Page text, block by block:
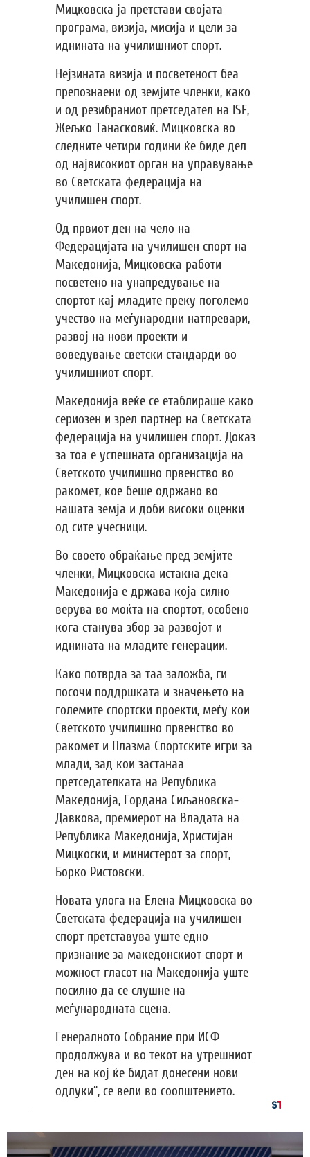
Мицковска ја претстави својата
програма, визија, мисија и цели за
иднината на училишниот спорт.
Нејзината визија и посветеност беа
препознаени од земјите членки, како
и од резибраниот претседател на ISF,
Жељко Танасковиќ. Мицковска во
следните четири години ќе биде дел
од највисокиот орган на управување
во Светската федерација на
училишен спорт.
Од првиот ден на чело на
Федерацијата на училишен спорт на
Македонија, Мицковска работи
посветено на унапредување на
спортот кај младите преку поголемо
учество на меѓународни натпревари,
развој на нови проекти и
воведување светски стандарди во
училишниот спорт.
Македонија веќе се етаблираше како
сериозен и зрел партнер на Светската
федерација на училишен спорт. Доказ
за тоа е успешната организација на
Светското училишно првенство во
ракомет, кое беше одржано во
нашата земја и доби високи оценки
од сите учесници.
Во своето обраќање пред земјите
членки, Мицковска истакна дека
Македонија е држава која силно
верува во моќта на спортот, особено
кога станува збор за развојот и
иднината на младите генерации.
Како потврда за таа заложба, ги
посочи поддршката и значењето на
големите спортски проекти, меѓу кои
Светското училишно првенство во
ракомет и Плазма Спортските игри за
млади, зад кои застанаа
претседателката на Република
Македонија, Гордана Сиљановска-
Давкова, премиерот на Владата на
Република Македонија, Христијан
Мицкоски, и министерот за спорт,
Борко Ристовски.
Новата улога на Елена Мицковска во
Светската федерација на училишен
спорт претставува уште едно
признание за македонскиот спорт и
можност гласот на Македонија уште
посилно да се слушне на
меѓународната сцена.
Генералното Собрание при ИСФ
продолжува и во текот на утрешниот
ден на кој ќе бидат донесени нови
одлуки“, се вели во соопштението.